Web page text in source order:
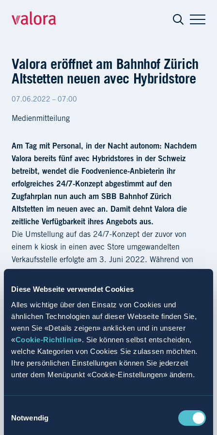
Diese Webseite verwendet Cookies
Alles wichtige über den Einsatz von Cookies und
ähnlichen Technologien auf dieser Webseite finden Sie,
wenn Sie «Details zeigen» anklicken und in unserer
«Cookie-Richtlinie». Sie können selbst entscheiden,
welche Kategorien von Cookies Sie zulassen möchten.
Ihre persönlichen Einstellungen können Sie jederzeit
unter dem Menüpunkt «Cookie-Einstellungen» ändern.
Notwendig
Valora eröffnet am Bahnhof Zürich
Altstetten neuen avec Hybridstore
Medienmitteilung
07.06.2022 – 07:00
Am Tag mit Personal, in der Nacht autonom: Nachdem
Valora bereits fünf avec Hybridstores in der Schweiz
betreibt, wendet die Foodvenience-Anbieterin ihr
erfolgreiches 24/7-Konzept abgestimmt auf den
Zugfahrplan nun auch am SBB Bahnhof Zürich
Altstetten im neuen avec an. Damit dehnt Valora die
zeitliche Verfügbarkeit ihres Angebots aus.
Die Umstellung auf das 24/7-Konzept der zuvor von
einem k kiosk in einen avec Store umgewandelten
Verkaufsstelle erfolgte am 3. Juni 2022. Während von
Kundinnen und Kunden empfängt, wird in Teilen der
den Kundinnen und Kunden die avec 24/7-App
Convenience bezieht sich hier beim Einkauf nicht nur auf
das Sortiment, sondern auf das gesamte Einkaufserlebnis
der Kundinnen und Kunden.
da bestehende Stores nur mit der entsprechenden
müssen. Valora ist überzeugt, dass digitale Self-